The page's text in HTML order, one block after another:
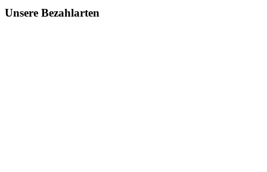
Unsere Bezahlarten